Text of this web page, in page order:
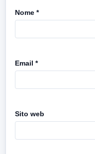
Nome *
Email *
Sito web